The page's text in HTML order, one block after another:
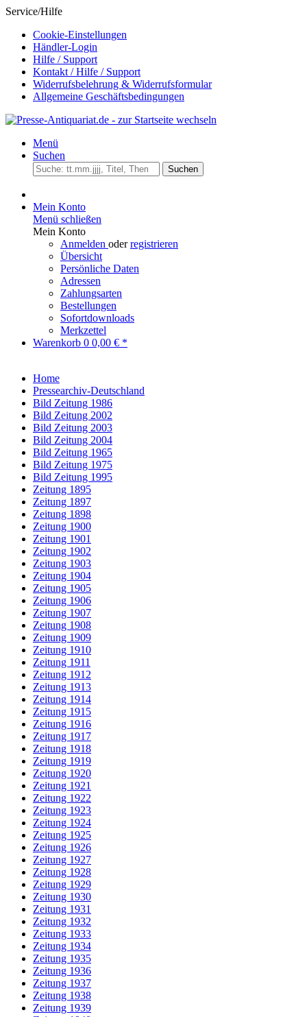
Service/Hilfe
Cookie-Einstellungen
Händler-Login
Hilfe / Support
Kontakt / Hilfe / Support
Widerrufsbelehrung & Widerrufsformular
Allgemeine Geschäftsbedingungen
Menü
Suchen
Suchen
Mein Konto
Menü schließen
Mein Konto
Anmelden oderregistrieren
Übersicht
Persönliche Daten
Adressen
Zahlungsarten
Bestellungen
Sofortdownloads
Merkzettel
Warenkorb 0 0,00 € *
Home
Pressearchiv-Deutschland
Bild Zeitung 1986
Bild Zeitung 2002
Bild Zeitung 2003
Bild Zeitung 2004
Bild Zeitung 1965
Bild Zeitung 1975
Bild Zeitung 1995
Zeitung 1895
Zeitung 1897
Zeitung 1898
Zeitung 1900
Zeitung 1901
Zeitung 1902
Zeitung 1903
Zeitung 1904
Zeitung 1905
Zeitung 1906
Zeitung 1907
Zeitung 1908
Zeitung 1909
Zeitung 1910
Zeitung 1911
Zeitung 1912
Zeitung 1913
Zeitung 1914
Zeitung 1915
Zeitung 1916
Zeitung 1917
Zeitung 1918
Zeitung 1919
Zeitung 1920
Zeitung 1921
Zeitung 1922
Zeitung 1923
Zeitung 1924
Zeitung 1925
Zeitung 1926
Zeitung 1927
Zeitung 1928
Zeitung 1929
Zeitung 1930
Zeitung 1931
Zeitung 1932
Zeitung 1933
Zeitung 1934
Zeitung 1935
Zeitung 1936
Zeitung 1937
Zeitung 1938
Zeitung 1939